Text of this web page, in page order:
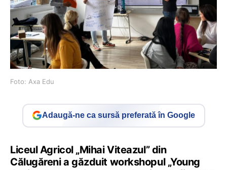
Foto: Axa Edu
Adaugă-ne ca sursă preferată în Google
Liceul Agricol „Mihai Viteazul” din
Călugăreni a găzduit workshopul „Young